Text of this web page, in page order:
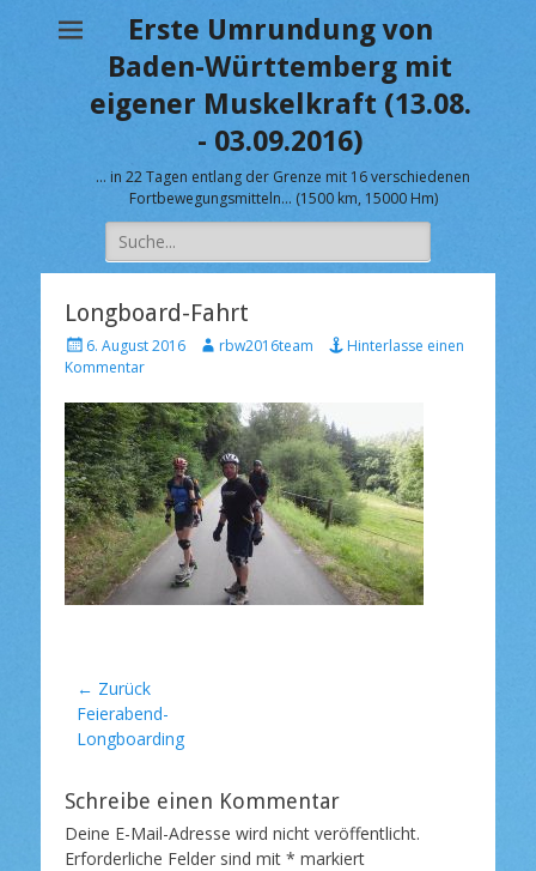
Erste Umrundung von
Baden-Württemberg mit
eigener Muskelkraft (13.08.
- 03.09.2016)
… in 22 Tagen entlang der Grenze mit 16 verschiedenen
Fortbewegungsmitteln… (1500 km, 15000 Hm)
Suche
nach:
Longboard-Fahrt
V
e
ö
f
f
e
n
t
l
i
c
h
6. August 2016
A
o
r
rbw2016team
Hinterlasse einen
Kommentar
Beitragsnavigation
← Zurück
Vorheriger
Beitrag:
Feierabend-
Longboarding
Schreibe einen Kommentar
Deine E-Mail-Adresse wird nicht veröffentlicht.
Erforderliche Felder sind mit * markiert